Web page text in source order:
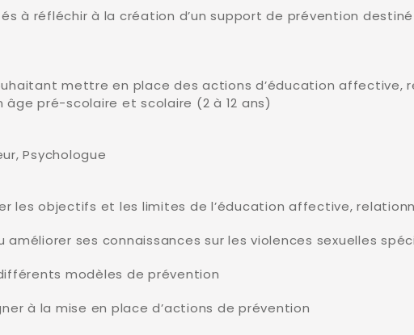
à réfléchir à la création d’un support de prévention
mettre en place des actions d’éducation affective,
âge pré-scolaire et scolaire (2 à 12 ans)
Psychologue
les objectifs et les limites de l’éducation affective,
améliorer ses connaissances sur les violences sexuelles
modèles de prévention
à la mise en place d’actions de prévention